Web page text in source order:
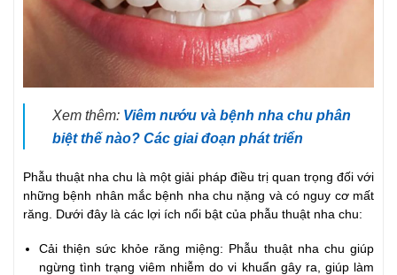
Xem thêm: Viêm nướu và bệnh nha chu phân
biệt thế nào? Các giai đoạn phát triển
Phẫu thuật nha chu là một giải pháp điều trị quan trọng đối với
những bệnh nhân mắc bệnh nha chu nặng và có nguy cơ mất
răng. Dưới đây là các lợi ích nổi bật của phẫu thuật nha chu:
Cải thiện sức khỏe răng miệng: Phẫu thuật nha chu giúp
ngừng tình trạng viêm nhiễm do vi khuẩn gây ra, giúp làm